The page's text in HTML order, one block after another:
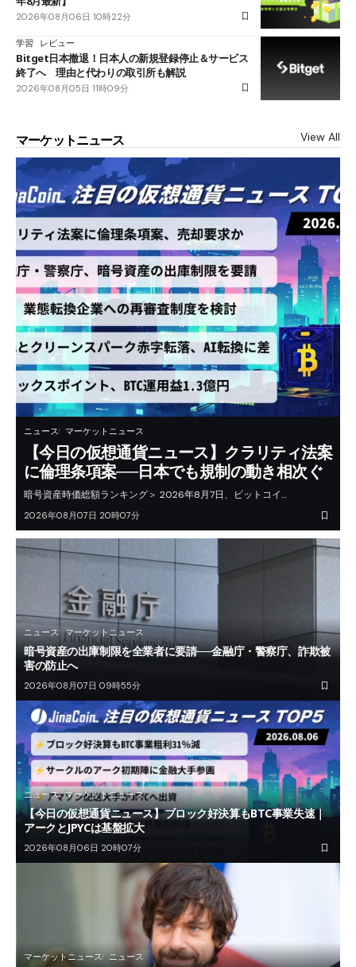
2026年08月06日 10時22分
学習 レビュー
Bitget日本撤退！日本人の新規登録停止＆サービス
終了へ 理由と代わりの取引所も解説
2026年08月05日 11時09分
マーケットニュース View All
ニュース マーケットニュース
【今日の仮想通貨ニュース】クラリティ法案
に倫理条項案──日本でも規制の動き相次ぐ
暗号資産時価総額ランキング＞ 2026年8月7日、ビットコイ…
2026年08月07日 20時07分
ニュース マーケットニュース
暗号資産の出庫制限を全業者に要請──金融庁・警察庁、詐欺被
害の防止へ
2026年08月07日 09時55分
ニュース マーケットニュース
【今日の仮想通貨ニュース】ブロック好決算もBTC事業失速｜
アークとJPYCは基盤拡大
2026年08月06日 20時07分
マーケットニュース ニュース